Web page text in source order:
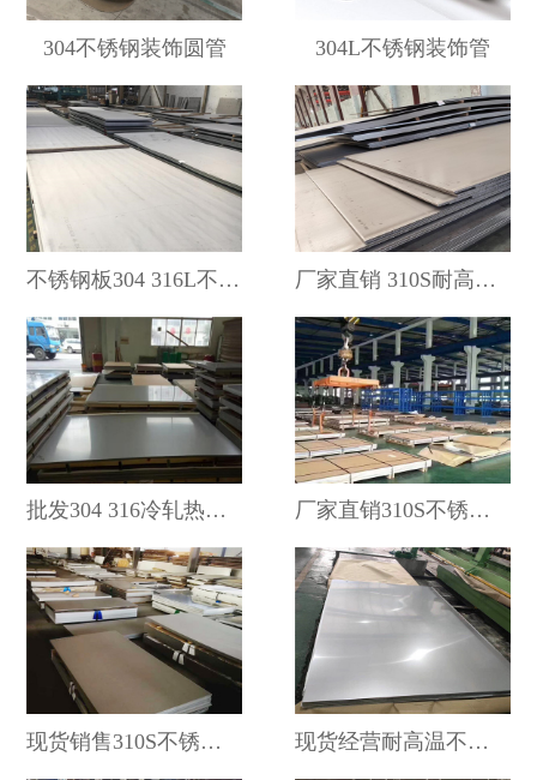
304不锈钢装饰圆管 304L不锈钢装饰管
不锈钢板304 316L不锈钢板 耐腐蚀 耐高温321 310S不锈钢板 厂家直销 310S耐高温不锈钢板现货供应 可加工定做
批发304 316冷轧热轧不锈钢板 310S耐高温不锈钢板 厂家直销310S不锈钢板 无锡现货供应310S耐高温不锈钢板
现货销售310S不锈钢板耐高温不锈钢板厂家直销 现货经营耐高温不锈钢板 310S不锈钢板现货 厂家直销可定制加工